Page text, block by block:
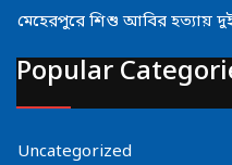
মেহেরপুরে শিশু আবির হত্যায়
Popular
Uncategorized